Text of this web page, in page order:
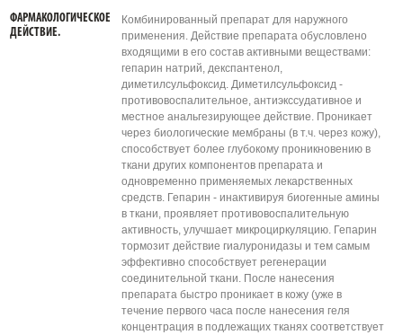
ФАРМАКОЛОГИЧЕСКОЕ
ДЕЙСТВИЕ.
Комбинированный препарат для наружного
применения. Действие препарата обусловлено
входящими в его состав активными веществами:
гепарин натрий, декспантенол,
диметилсульфоксид. Диметилсульфоксид -
противовоспалительное, антиэкссудативное и
местное анальгезирующее действие. Проникает
через биологические мембраны (в т.ч. через кожу),
способствует более глубокому проникновению в
ткани других компонентов препарата и
одновременно применяемых лекарственных
средств. Гепарин - инактивируя биогенные амины
в ткани, проявляет противовоспалительную
активность, улучшает микроциркуляцию. Гепарин
тормозит действие гиалуронидазы и тем самым
эффективно способствует регенерации
соединительной ткани. После нанесения
препарата быстро проникает в кожу (уже в
течение первого часа после нанесения геля
концентрация в подлежащих тканях соответствует